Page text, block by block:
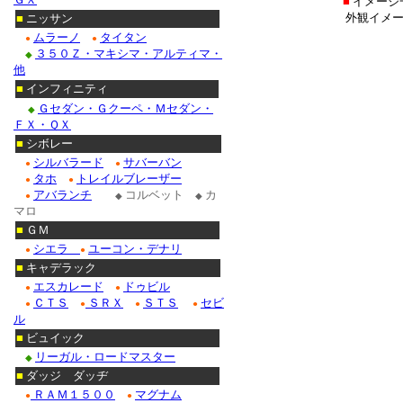
外観イメ
■ ニッサン
● ムラーノ ● タイタン
◆ ３５０Ｚ・マキシマ・アルティマ・
他
■ インフィニティ
◆ Ｇセダン・Ｇクーペ・Ｍセダン・
ＦＸ・ＱＸ
■ シボレー
● シルバラード ● サバーバン
● タホ ● トレイルブレーザー
● アバランチ ◆ コルベット ◆ カ
マロ
■ ＧＭ
● シエラ ● ユーコン・デナリ
■ キャデラック
● エスカレード ● ドゥビル
● ＣＴＳ ● ＳＲＸ ● ＳＴＳ ● セビ
ル
■ ビュイック
◆ リーガル・ロードマスター
■ ダッジ ダッヂ
● ＲＡＭ１５００ ● マグナム